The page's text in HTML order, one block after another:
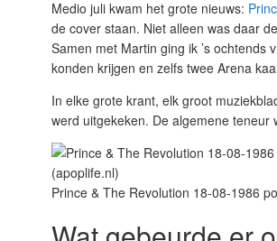
Medio juli kwam het grote nieuws:
de cover staan. Niet alleen was daar
Samen met Martin ging ik ’s
konden krijgen en zelfs twee Arena
In elke grote krant, elk groot
werd uitgekeken. De algemene
Prince & The Revolution 18-08-1986